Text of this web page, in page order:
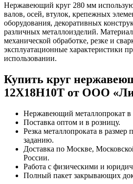
Нержавеющий круг 280 мм
валов, осей, втулок, крепежных
оборудования, декоративных
различных металлоизделий.
механической обработке, резке и
эксплуатационные характеристики
использовании.
Купить круг
12Х18Н10Т от ООО
Нержавеющий металлопрокат в
Поставка оптом и в розницу.
Резка металлопроката в размер
заданию.
Доставка по Москве,
России.
Работа с физическими и
Полный пакет закрывающих